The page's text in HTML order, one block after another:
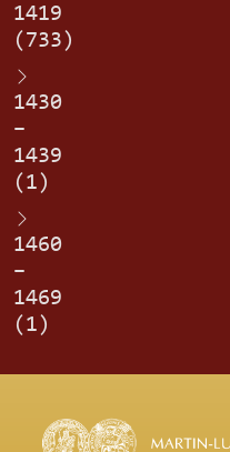
1419
(733)
1430
–
1439
(1)
1460
–
1469
(1)